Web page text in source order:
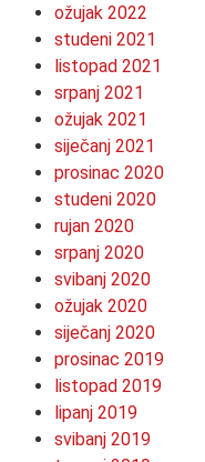
ožujak 2022
studeni 2021
listopad 2021
srpanj 2021
ožujak 2021
siječanj 2021
prosinac 2020
studeni 2020
rujan 2020
srpanj 2020
svibanj 2020
ožujak 2020
siječanj 2020
prosinac 2019
listopad 2019
lipanj 2019
svibanj 2019